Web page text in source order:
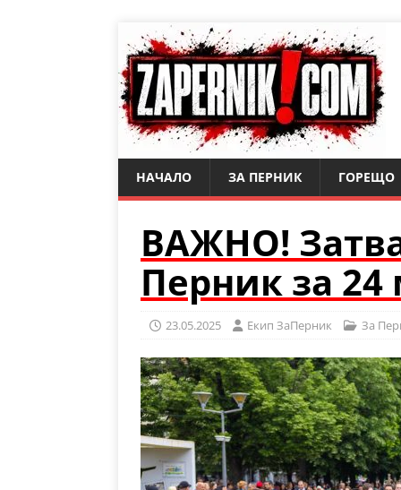
НАЧАЛО ЗА ПЕРНИК ГОРЕЩО
ВАЖНО!
Перник за 24
23.05.2025 Eкип ЗаПерник За